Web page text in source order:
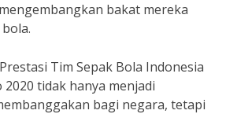
bakat mereka
Tim Sepak Bola Indonesia
tidak hanya menjadi
bagi negara, tetapi